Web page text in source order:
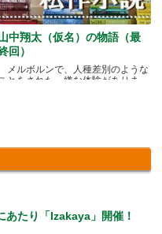
中翔太（仮名）の物語（最
回）
メルボルンで、人種差別のような
ことをされた、嫌な体験がありま
あたり「Izakaya」開催！